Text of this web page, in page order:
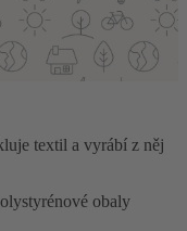
textil a vyrábí z něj
obaly